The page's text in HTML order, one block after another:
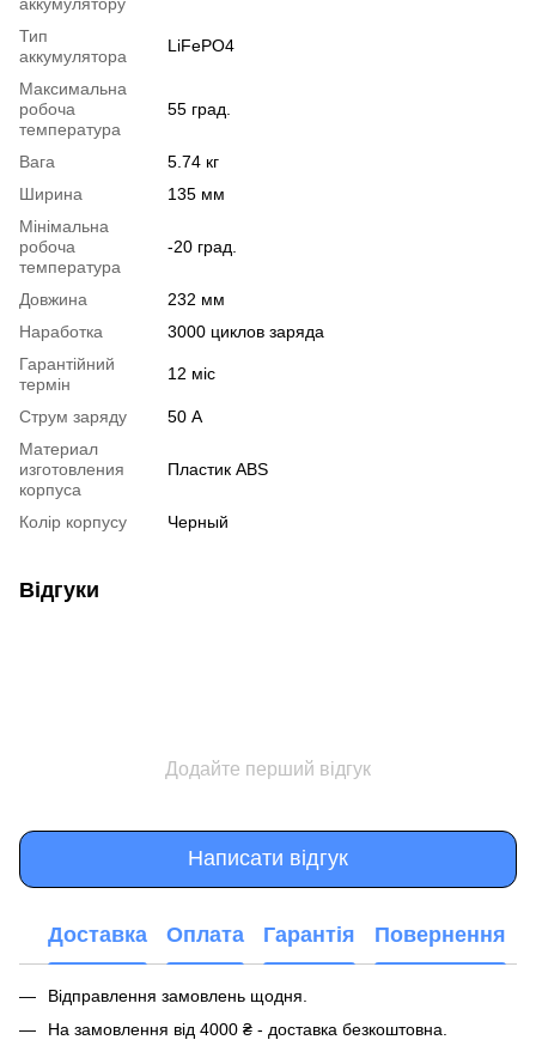
Тип
аккумулятора
LiFePO4
Максимальна
робоча
температура
55 град.
Вага
5.74 кг
Ширина
135 мм
Мінімальна
робоча
температура
-20 град.
Довжина
232 мм
Наработка
3000 циклов заряда
Гарантійний
термін
12 міс
Струм заряду
50 А
Материал
изготовления
корпуса
Пластик ABS
Колір корпусу Черный
Відгуки
Додайте перший відгук
Написати відгук
Доставка Оплата Гарантія Повернення
Відправлення замовлень щодня.
На замовлення від 4000 ₴ - доставка безкоштовна.